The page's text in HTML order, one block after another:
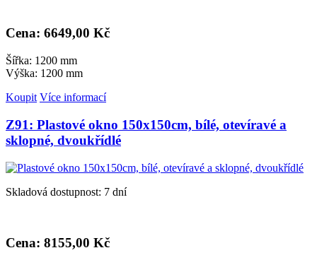
Cena: 6649,00 Kč
Šířka: 1200 mm
Výška: 1200 mm
Koupit Více informací
Z91: Plastové okno 150x150cm, bílé, otevíravé a
sklopné, dvoukřídlé
Skladová dostupnost: 7 dní
Cena: 8155,00 Kč